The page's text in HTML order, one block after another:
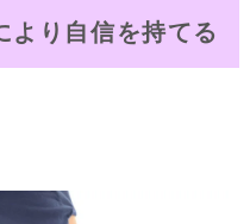
より自信を持てる